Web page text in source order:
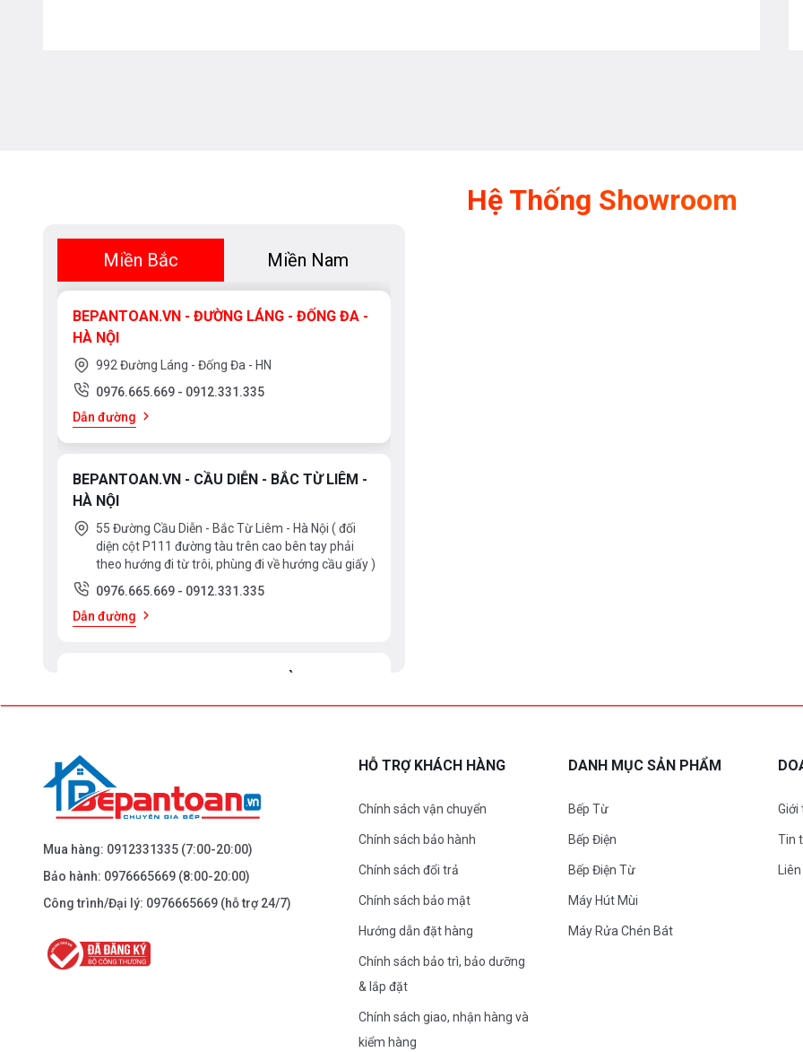
Hệ Thống Showroom
Miền Bắc Miền Nam
BEPANTOAN.VN - ĐƯỜNG LÁNG - ĐỐNG ĐA -
HÀ NỘI
992 Đường Láng - Đống Đa - HN
0976.665.669 - 0912.331.335
Dẫn đường
BEPANTOAN.VN - CẦU DIỄN - BẮC TỪ LIÊM -
HÀ NỘI
55 Đường Cầu Diễn - Bắc Từ Liêm - Hà Nội ( đối
diện cột P111 đường tàu trên cao bên tay phải
theo hướng đi từ trôi, phùng đi về hướng cầu giấy )
0976.665.669 - 0912.331.335
Dẫn đường
BEPANTOAN.VN - ĐẠI LA - HAI BÀ TRƯNG -
Dẫn đường
BEPANTOAN.VN - NGUYỄN TRÃI - THANH
Dẫn đường
Mua hàng: 0912331335 (7:00-20:00)
Bảo hành: 0976665669 (8:00-20:00)
Công trình/Đại lý: 0976665669 (hỗ trợ 24/7)
HỖ TRỢ KHÁCH HÀNG
Chính sách vận chuyển
Chính sách bảo hành
Chính sách đổi trả
Chính sách bảo mật
Hướng dẫn đặt hàng
Chính sách bảo trì, bảo dưỡng
& lắp đặt
Chính sách giao, nhận hàng và
kiểm hàng
DANH MỤC SẢN PHẨM
Bếp Từ
Bếp Điện
Bếp Điện Từ
Máy Hút Mùi
Máy Rửa Chén Bát
Giới
Tin